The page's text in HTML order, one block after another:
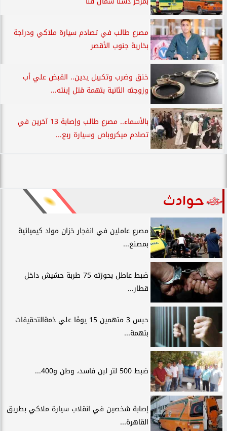
مصرع طالب في تصادم سيارة ملاكي ودراجة
بخارية جنوب الأقصر
خنق وضرب وتكبيل يدين.. القبض علي أب
وزوجته الثانية بتهمة قتل إبنته...
بالأسماء.. مصرع طالب وإصابة 13 آخرين في
تصادم ميكروباص وسيارة ربع...
حوادث
مصرع عاملين في انفجار خزان مواد كيميائية
بمصنع...
ضبط عاطل بحوزته 75 طربة حشيش داخل
قطار...
حبس 3 متهمين 15 يومًا علي ذمةالتحقيقات
بتهمة...
ضبط 500 لتر لبن فاسد، وطن و400...
إصابة شخصين في انقلاب سيارة ملاكي بطريق
القاهرة...